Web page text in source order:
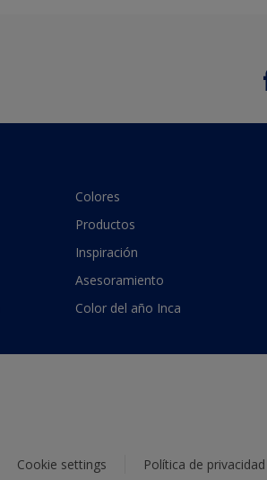
Colores
Productos
Inspiración
Asesoramiento
Color del año Inca
Cookie settings Política de privacidad